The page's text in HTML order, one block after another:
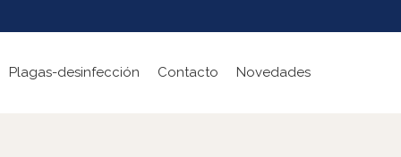
Plagas-desinfección Contacto Novedades